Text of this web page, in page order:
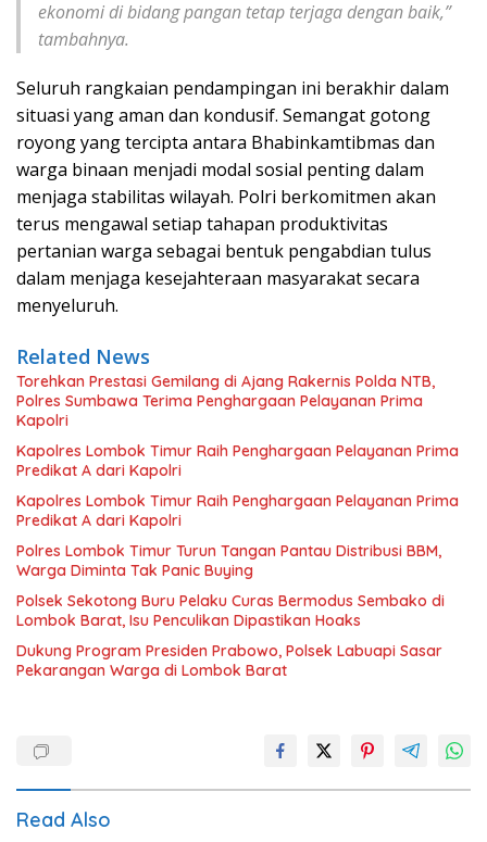
ekonomi di bidang pangan tetap terjaga dengan baik,”
tambahnya.
Seluruh rangkaian pendampingan ini berakhir dalam
situasi yang aman dan kondusif. Semangat gotong
royong yang tercipta antara Bhabinkamtibmas dan
warga binaan menjadi modal sosial penting dalam
menjaga stabilitas wilayah. Polri berkomitmen akan
terus mengawal setiap tahapan produktivitas
pertanian warga sebagai bentuk pengabdian tulus
dalam menjaga kesejahteraan masyarakat secara
menyeluruh.
Related News
Torehkan Prestasi Gemilang di Ajang Rakernis Polda NTB,
Polres Sumbawa Terima Penghargaan Pelayanan Prima
Kapolri
Kapolres Lombok Timur Raih Penghargaan Pelayanan Prima
Predikat A dari Kapolri
Kapolres Lombok Timur Raih Penghargaan Pelayanan Prima
Predikat A dari Kapolri
Polres Lombok Timur Turun Tangan Pantau Distribusi BBM,
Warga Diminta Tak Panic Buying
Polsek Sekotong Buru Pelaku Curas Bermodus Sembako di
Lombok Barat, Isu Penculikan Dipastikan Hoaks
Dukung Program Presiden Prabowo, Polsek Labuapi Sasar
Pekarangan Warga di Lombok Barat
Read Also